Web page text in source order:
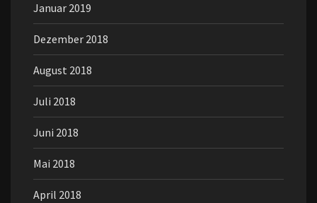
Januar 2019
Dezember 2018
August 2018
Juli 2018
Juni 2018
Mai 2018
April 2018